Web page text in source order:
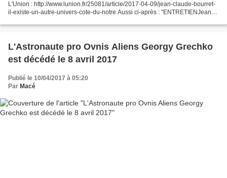
L'Union : http://www.lunion.fr/25081/article/2017-04-09/jean-claude-bourret-
il-existe-un-autre-univers-cote-du-notre Aussi ci-après : "ENTRETIENJean-
L'Astronaute pro Ovnis Aliens Georgy Grechko
est décédé le 8 avril 2017
Publié le 10/04/2017 à 05:20
Par Macé